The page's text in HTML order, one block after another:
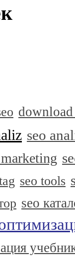
download
seo
seo tools
seo